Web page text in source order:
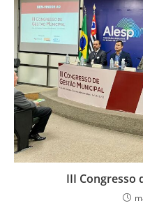
III Congresso